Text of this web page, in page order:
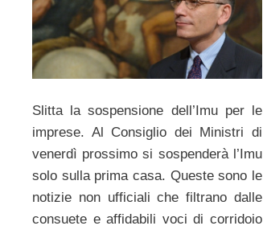
Slitta la sospensione dell’Imu per le
imprese. Al Consiglio dei Ministri di
venerdì prossimo si sospenderà l’Imu
solo sulla prima casa. Queste sono le
notizie non ufficiali che filtrano dalle
consuete e affidabili voci di corridoio